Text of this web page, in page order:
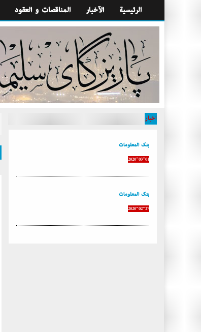
المناقصات و العقود الآخبار الرئيسية
أخبار
بنك المعلومات
2020-03-01
بنك المعلومات
2020-02-27